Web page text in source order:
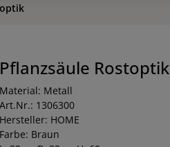
Pflanzsäule Rostoptik
Material: Metall
Art.Nr.: 1306300
Hersteller: HOME
Farbe: Braun